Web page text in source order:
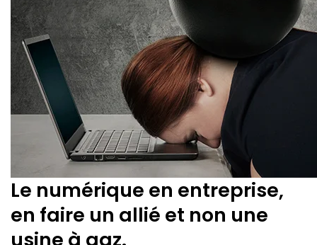
Le numérique en entreprise,
en faire un allié et non une
usine à gaz.